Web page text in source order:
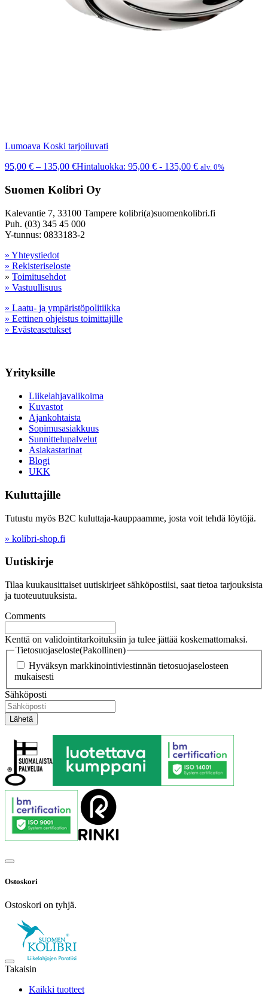
Lumoava Koski tarjoiluvati
95,00 € – 135,00 €Hintaluokka: 95,00 € - 135,00 € alv. 0%
Suomen Kolibri Oy
Kalevantie 7, 33100 Tampere kolibri(a)suomenkolibri.fi
Puh. (03) 345 45 000
Y-tunnus: 0833183-2
» Yhteystiedot
» Rekisteriseloste
» Toimitusehdot
» Vastuullisuus
» Laatu- ja ympäristöpolitiikka
» Eettinen ohjeistus toimittajille
» Evästeasetukset
Yrityksille
Liikelahjavalikoima
Kuvastot
Ajankohtaista
Sopimusasiakkuus
Sunnittelupalvelut
Asiakastarinat
Blogi
UKK
Kuluttajille
Tutustu myös B2C kuluttaja-kauppaamme, josta voit tehdä löytöjä.
» kolibri-shop.fi
Uutiskirje
Tilaa kuukausittaiset uutiskirjeet sähköpostiisi, saat tietoa tarjouksista
ja tuoteuutuuksista.
Comments
Kenttä on validointitarkoituksiin ja tulee jättää koskemattomaksi.
Tietosuojaseloste(Pakollinen)
Hyväksyn markkinointiviestinnän tietosuojaselosteen
mukaisesti
Sähköposti
Ostoskori
Ostoskori on tyhjä.
Takaisin
Kaikki tuotteet